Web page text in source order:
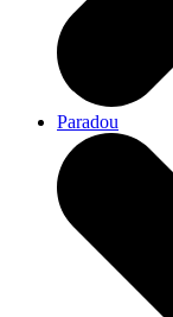
Paradou